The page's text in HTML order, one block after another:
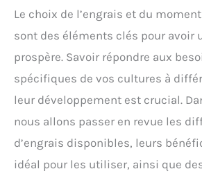
Le choix de l’engrais et du
sont des éléments clés pour avoir
prospère. Savoir répondre aux
spécifiques de vos cultures à
leur développement est crucial.
nous allons passer en revue les
d’engrais disponibles, leurs
idéal pour les utiliser, ainsi que